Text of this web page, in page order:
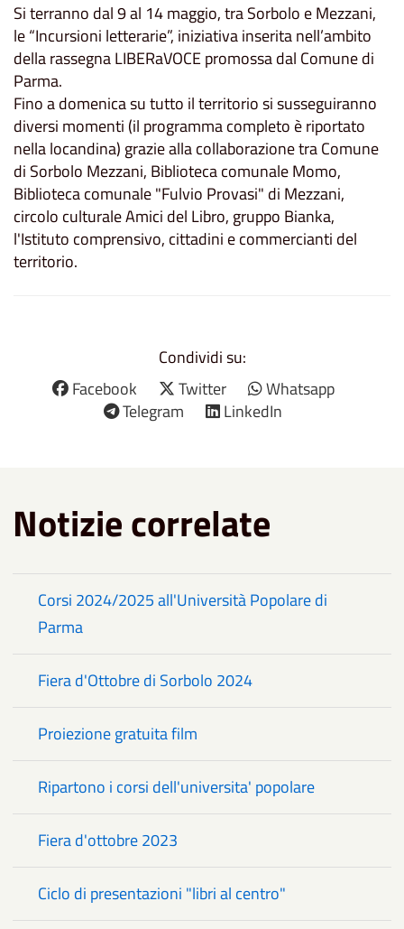
Si terranno dal 9 al 14 maggio, tra Sorbolo e Mezzani,
le “Incursioni letterarie”, iniziativa inserita nell’ambito
della rassegna LIBERaVOCE promossa dal Comune di
Parma.
Fino a domenica su tutto il territorio si susseguiranno
diversi momenti (il programma completo è riportato
nella locandina) grazie alla collaborazione tra Comune
di Sorbolo Mezzani, Biblioteca comunale Momo,
Biblioteca comunale "Fulvio Provasi" di Mezzani,
circolo culturaleAmici del Libro, gruppo Bianka,
l'Istituto comprensivo, cittadini e commercianti del
territorio.
Condividi su:
Facebook
Twitter
Whatsapp
Telegram
LinkedIn
Notizie correlate
Corsi 2024/2025 all'Università Popolare di
Parma
Fiera d'Ottobre di Sorbolo 2024
Proiezione gratuita film
Ripartono i corsi dell'universita' popolare
Fiera d'ottobre 2023
Ciclo di presentazioni "libri al centro"